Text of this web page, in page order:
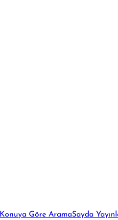
Konuya Göre AramaSayda